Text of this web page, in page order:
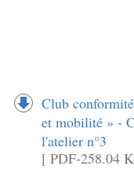
Club
et mobilité » -
l'atelier n°3
[ PDF-258.04